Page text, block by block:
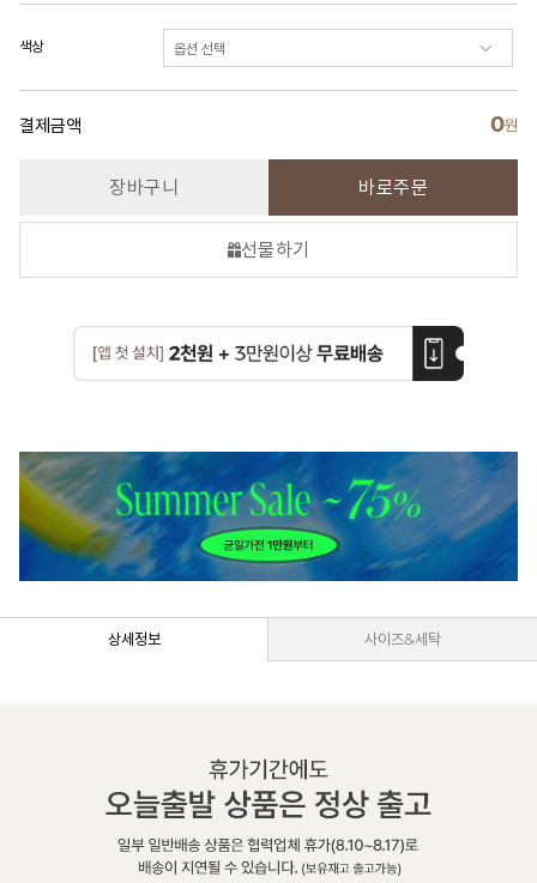
색상
결제금액 0원
장바구니 바로주문
선물하기
상세정보 사이즈&세탁